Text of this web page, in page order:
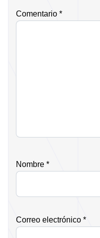
Comentario *
Nombre *
Correo electrónico *